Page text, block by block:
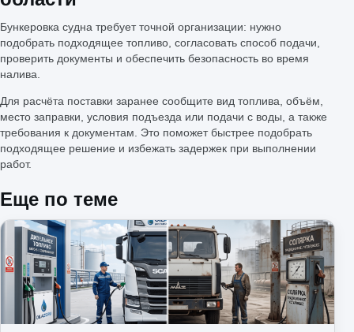
Бункеровка судна требует точной организации: нужно
подобрать подходящее топливо, согласовать способ подачи,
проверить документы и обеспечить безопасность во время
налива.
Для расчёта поставки заранее сообщите вид топлива, объём,
место заправки, условия подъезда или подачи с воды, а также
требования к документам. Это поможет быстрее подобрать
подходящее решение и избежать задержек при выполнении
работ.
Еще по теме